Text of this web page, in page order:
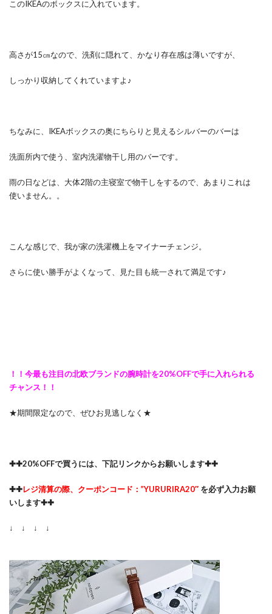
このIKEAのボックスに入れています。
高さが15㎝なので、洗剤に隠れて、かなり存在感は薄いですが、
しっかり収納してくれていますよ♪
ちなみに、IKEAボックスの奥にちらりと見えるシルバーのバーは
洗面所内で使う、室内洗濯物干し用のバーです。
雨の日などは、大体2階の主寝室で物干しをするので、あまりこれは
使いません。。
こんな感じで、我が家の洗濯機上をマイナーチェンジ。
さらに使い勝手がよくなって、見た目も統一されて満足です♪
！！今最も注目の北欧ブランドの腕時計を20%OFFで手に入れられる
チャンス！！
★期間限定なので、ぜひお見逃しなく★
✚✚20%OFFで買うには、下記リンクからお願いします✚✚
✚✚レジ清算の際、クーポンコード：”YURURIRA20″ を必ず入力お願
いします✚✚
↓ ↓ ↓ ↓